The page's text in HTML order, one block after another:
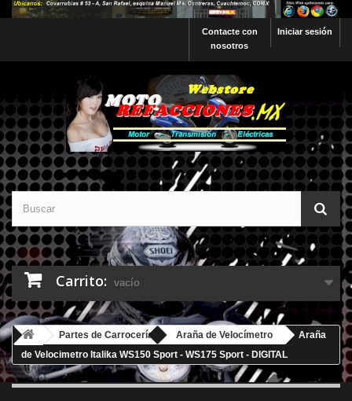
Iniciar sesión
Contacte con
nosotros
Carrito: vacío
Partes de Carrocería Araña de Velocímetro
Araña
de Velocimetro Italika WS150 Sport - WS175 Sport - DIGITAL